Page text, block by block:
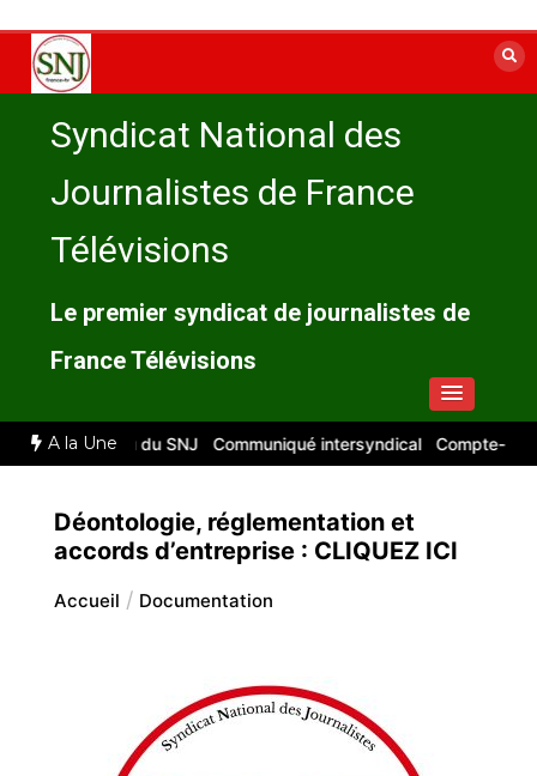
contenu
Syndicat National des
Journalistes de France
Télévisions
Le premier syndicat de journalistes de
France Télévisions
A la Une
rendu du SNJ Communiqué intersyndical Compte-rendu
Déontologie, réglementation et
accords d’entreprise : CLIQUEZ ICI
Accueil Documentation